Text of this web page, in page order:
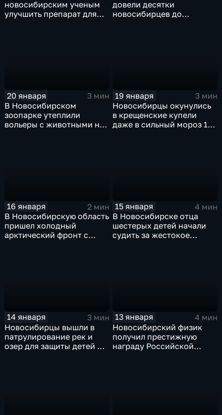
новосибирским ученым
улучшить препарат для
довели десятки
новосибирцев до
20 января
3 мин
В Новосибирском
зоопарке утеплили
вольеры с животными на
19 января
3 мин
Новосибирцы окунулись
в крещенские купели
даже в сильный мороз 19
16 января
2 мин
В Новосибирскую область
пришел холодный
арктический фронт с
15 января
4 мин
В Новосибирске отца
шестерых детей начали
судить за жестокое
14 января
3 мин
Новосибирцы вышли в
патрулирование рек и
озер для защиты детей от
13 января
4 мин
Новосибирский физик
получил престижную
награду Российской